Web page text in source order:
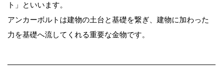
ト」といいます。
アンカーボルトは建物の土台と基礎を繋ぎ、建物に加わった
力を基礎へ流してくれる重要な金物です。